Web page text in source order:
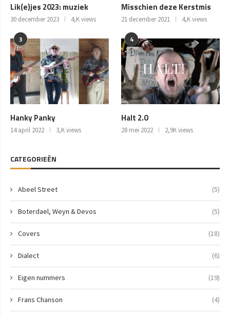
Lik(e)jes 2023: muziek
30 december 2023 4,K views
Misschien deze Kerstmis
21 december 2021 4,K views
3
Hanky Panky
14 april 2022 3,K views
4
Halt 2.0
28 mei 2022 2,9K views
CATEGORIEËN
Abeel Street (5)
Boterdael, Weyn & Devos (5)
Covers (18)
Dialect (6)
Eigen nummers (19)
Frans Chanson (4)